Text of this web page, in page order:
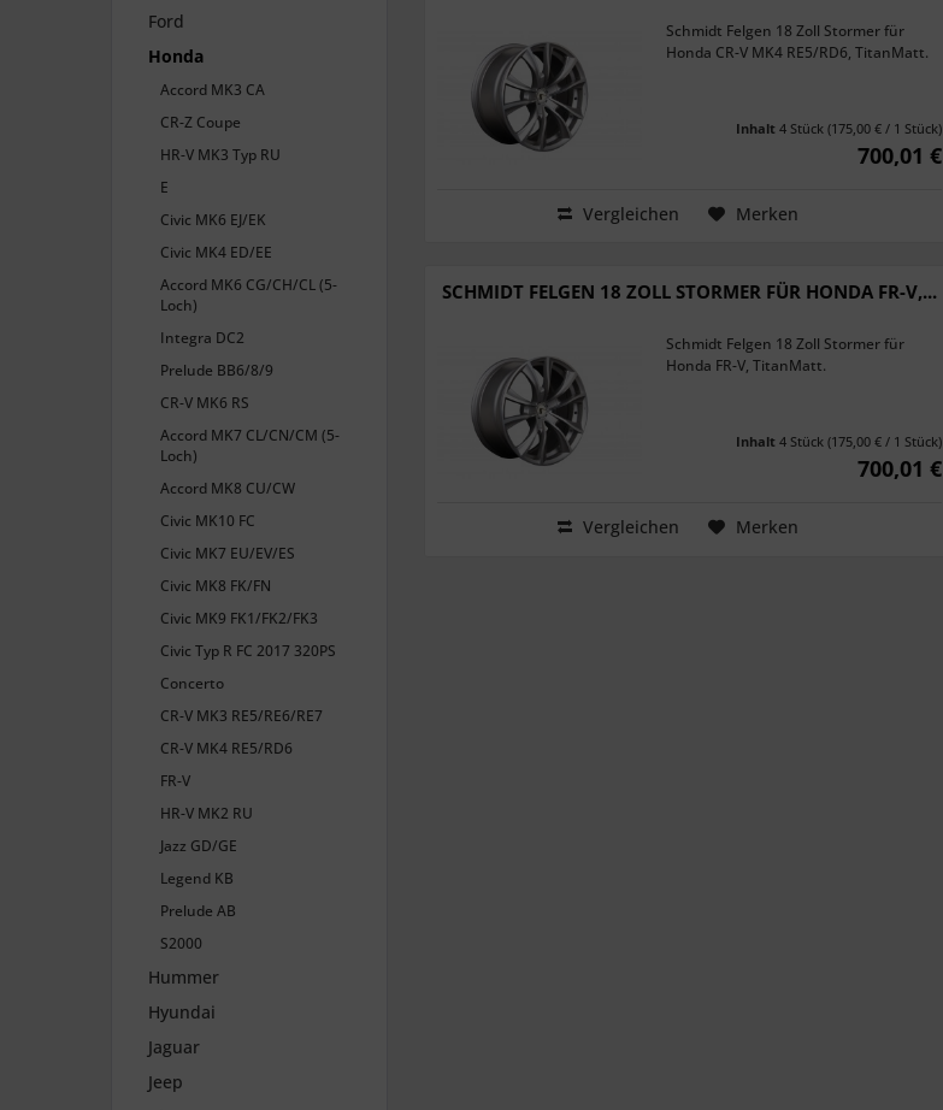
Ford
Honda
Accord MK3 CA
CR-Z Coupe
HR-V MK3 Typ RU
E
Civic MK6 EJ/EK
Civic MK4 ED/EE
Accord MK6 CG/CH/CL (5-
Loch)
Integra DC2
Prelude BB6/8/9
CR-V MK6 RS
Accord MK7 CL/CN/CM (5-
Loch)
Accord MK8 CU/CW
Civic MK10 FC
Civic MK7 EU/EV/ES
Civic MK8 FK/FN
Civic MK9 FK1/FK2/FK3
Civic Typ R FC 2017 320PS
Concerto
CR-V MK3 RE5/RE6/RE7
CR-V MK4 RE5/RD6
FR-V
HR-V MK2 RU
Jazz GD/GE
Legend KB
Prelude AB
S2000
Hummer
Hyundai
Jaguar
Jeep
Schmidt Felgen 18 Zoll Stormer für
Honda CR-V MK4 RE5/RD6, TitanMatt.
Inhalt 4 Stück (175,00 € / 1 Stück)
700,01 €
Vergleichen Merken
SCHMIDT FELGEN 18 ZOLL STORMER FÜR HONDA FR-V,...
Schmidt Felgen 18 Zoll Stormer für
Honda FR-V, TitanMatt.
Inhalt 4 Stück (175,00 € / 1 Stück)
700,01 €
Vergleichen Merken